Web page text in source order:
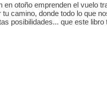
en otoño emprenden el vuelo
camino, donde todo lo que
posibilidades... que este